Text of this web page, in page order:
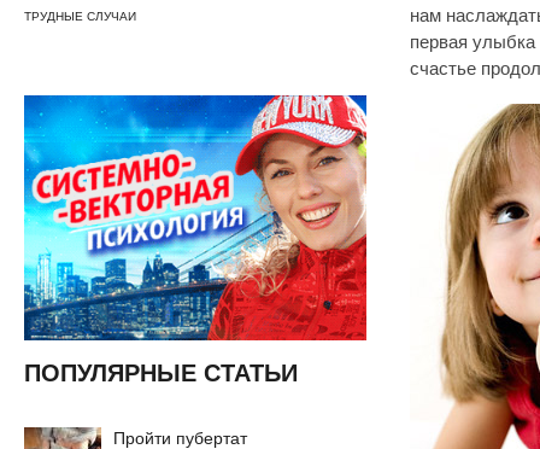
ТРУДНЫЕ СЛУЧАИ
ПОПУЛЯРНЫЕ СТАТЬИ
Пройти пубертат
нам
первая
счастье